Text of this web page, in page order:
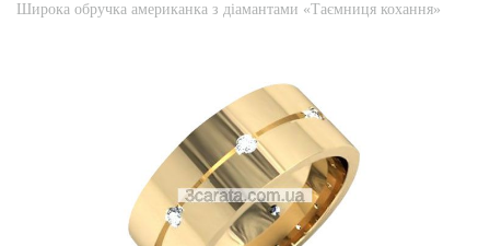
Широка обручка американка з діамантами «Таємниця кохання»